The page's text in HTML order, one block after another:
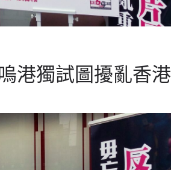
港獨試圖擾亂香港